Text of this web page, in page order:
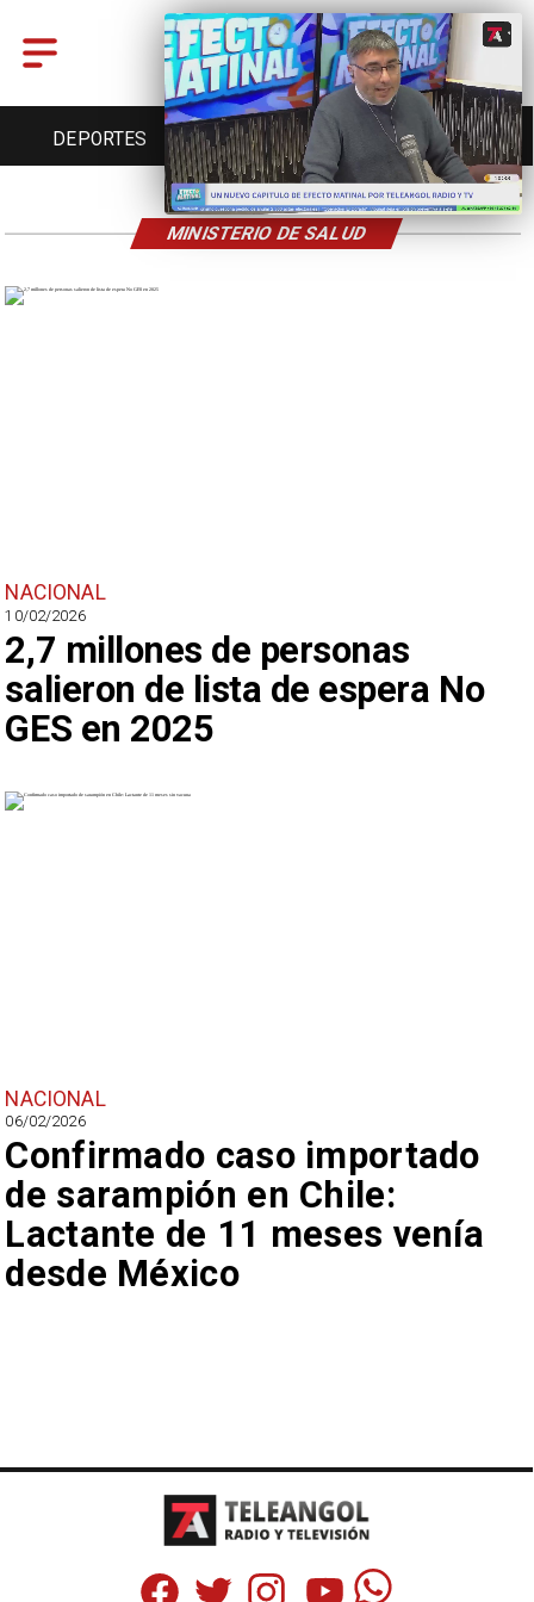
DEPORTES CULTURA TURISMO
NACIONAL
10/02/2026
2,7 millones de personas
salieron de lista de espera No
GES en 2025
NACIONAL
06/02/2026
Confirmado caso importado
de sarampión en Chile:
Lactante de 11 meses venía
desde México
MINISTERIO DE SALUD